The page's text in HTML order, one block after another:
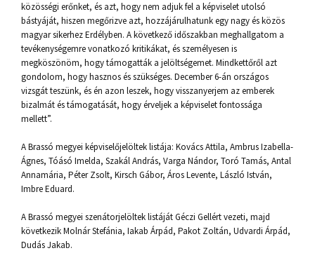
közösségi erőnket, és azt, hogy nem adjuk fel a képviselet utolsó
bástyáját, hiszen megőrizve azt, hozzájárulhatunk egy nagy és közös
magyar sikerhez Erdélyben. A következő időszakban meghallgatom a
tevékenységemre vonatkozó kritikákat, és személyesen is
megköszönöm, hogy támogatták a jelöltségemet. Mindkettőről azt
gondolom, hogy hasznos és szükséges. December 6-án országos
vizsgát teszünk, és én azon leszek, hogy visszanyerjem az emberek
bizalmát és támogatását, hogy érveljek a képviselet fontossága
mellett”.
A Brassó megyei képviselőjelöltek listája: Kovács Attila, Ambrus Izabella-
Ágnes, Tóásó Imelda, Szakál András, Varga Nándor, Toró Tamás, Antal
Annamária, Péter Zsolt, Kirsch Gábor, Áros Levente, László István,
Imbre Eduard.
A Brassó megyei szenátorjelöltek listáját Géczi Gellért vezeti, majd
következik Molnár Stefánia, Iakab Árpád, Pakot Zoltán, Udvardi Árpád,
Dudás Jakab.